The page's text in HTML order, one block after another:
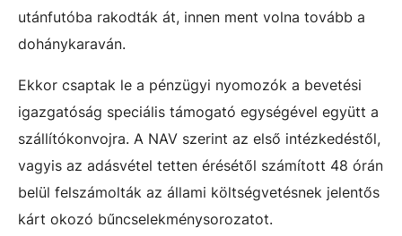
utánfutóba rakodták át, innen ment volna tovább a
dohánykaraván.
Ekkor csaptak le a pénzügyi nyomozók a bevetési
igazgatóság speciális támogató egységével együtt a
szállítókonvojra. A NAV szerint az első intézkedéstől,
vagyis az adásvétel tetten érésétől számított 48 órán
belül felszámolták az állami költségvetésnek jelentős
kárt okozó bűncselekménysorozatot.